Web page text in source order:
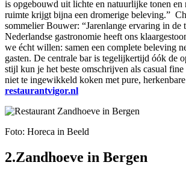
is opgebouwd uit lichte en natuurlijke tonen en
ruimte krijgt bijna een dromerige beleving.”
sommelier Bouwer: “Jarenlange ervaring in de
Nederlandse gastronomie heeft ons
we écht willen: samen een complete beleving
gasten. De centrale bar is tegelijkertijd óók de
stijl kun je het beste omschrijven als casual
niet te ingewikkeld koken met pure,
restaurantvigor.nl
Foto: Horeca in Beeld
2.Zandhoeve in Bergen